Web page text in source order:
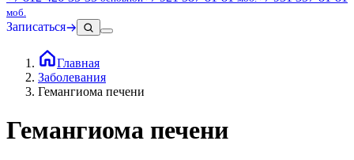
моб.
Записаться
Главная
Заболевания
Гемангиома печени
Гемангиома печени